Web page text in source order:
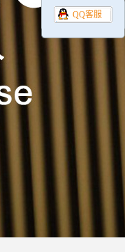
QQ客服